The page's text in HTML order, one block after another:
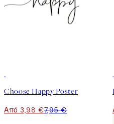
Choose Happy Poster
Από 3,98 €7,95 €